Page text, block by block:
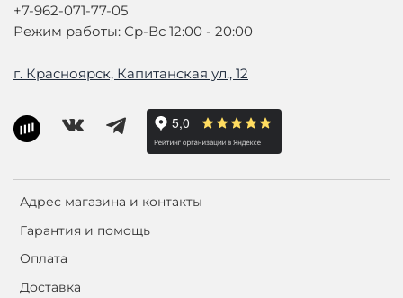
Адрес магазина и контакты
Гарантия и помощь
Оплата
Доставка
+7-962-071-77-05
Режим работы: Ср-Вс 12:00 - 20:00
г. Красноярск, Капитанская ул., 12